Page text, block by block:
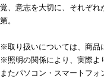
覚、意志を大切に、それぞれ
第。
※取り扱いについては、商品
※照明の関係により、実際よ
またパソコン・スマートフ